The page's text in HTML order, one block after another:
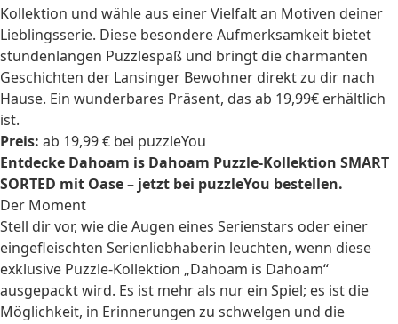
Kollektion und wähle aus einer Vielfalt an Motiven deiner
Lieblingsserie. Diese besondere Aufmerksamkeit bietet
stundenlangen Puzzlespaß und bringt die charmanten
Geschichten der Lansinger Bewohner direkt zu dir nach
Hause. Ein wunderbares Präsent, das ab 19,99€ erhältlich
ist.
Preis: ab 19,99 € bei puzzleYou
Entdecke Dahoam is Dahoam Puzzle-Kollektion SMART
SORTED mit Oase – jetzt bei puzzleYou bestellen.
Der Moment
Stell dir vor, wie die Augen eines Serienstars oder einer
eingefleischten Serienliebhaberin leuchten, wenn diese
exklusive Puzzle-Kollektion „Dahoam is Dahoam“
ausgepackt wird. Es ist mehr als nur ein Spiel; es ist die
Möglichkeit, in Erinnerungen zu schwelgen und die